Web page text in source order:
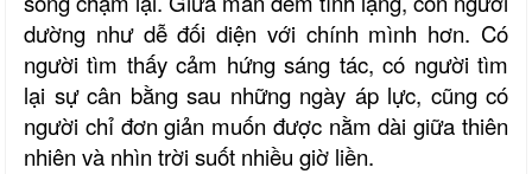
dường như dễ đối diện với chính mình hơn. Có
người tìm thấy cảm hứng sáng tác, có người tìm
lại sự cân bằng sau những ngày áp lực, cũng có
người chỉ đơn giản muốn được nằm dài giữa thiên
nhiên và nhìn trời suốt nhiều giờ liền.